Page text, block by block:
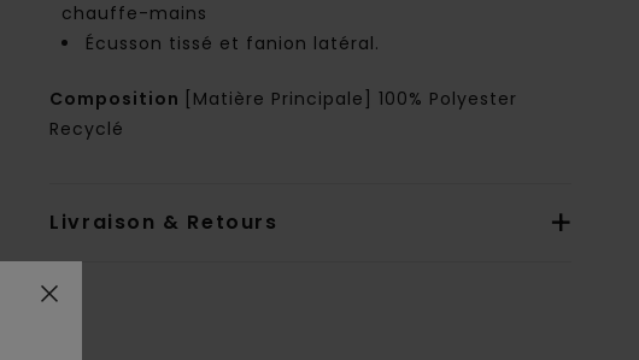
chauffe-mains
Écusson tissé et fanion latéral.
Composition
[Matière Principale] 100% Polyester
Recyclé
Livraison & Retours